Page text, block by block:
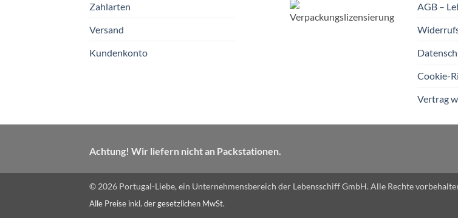
Zahlarten
Versand
Kundenkonto
AGB –
Cookie-
Vertrag
Achtung! Wir liefern nicht an Packstationen.
© 2026 Portugal-Liebe, ein Unternehmensbereich der Lebensschiff GmbH. Alle Rechte
Alle Preise inkl. der gesetzlichen MwSt.